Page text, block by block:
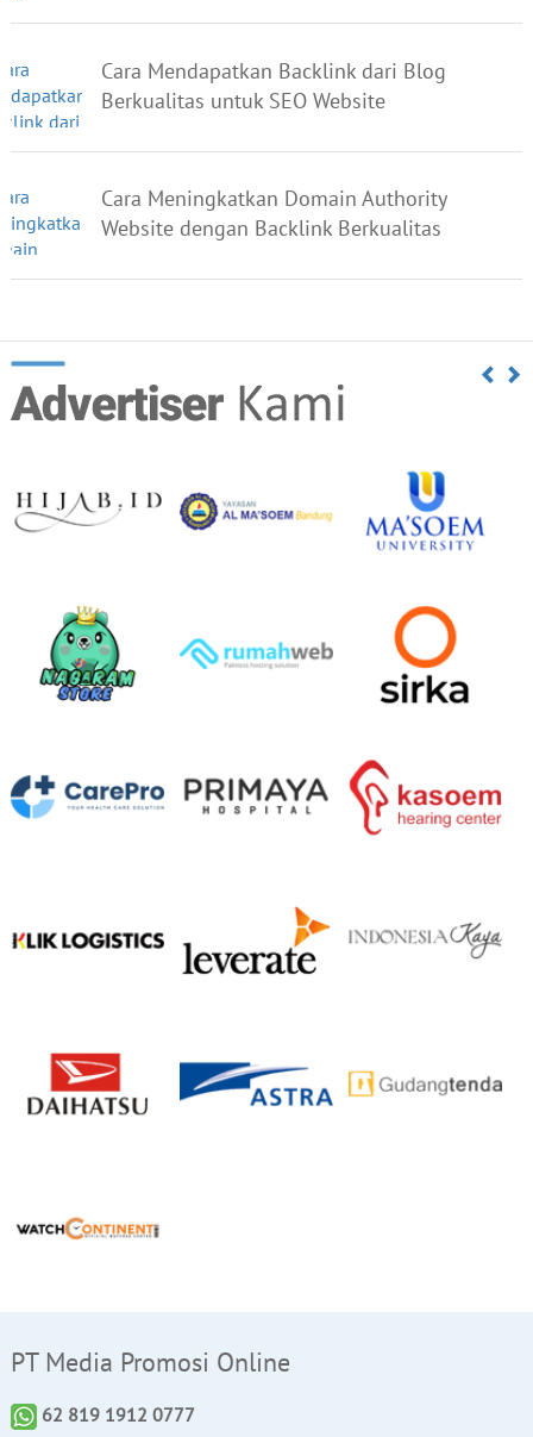
Cara Mendapatkan Backlink dari Blog
Berkualitas untuk SEO Website
Cara Meningkatkan Domain Authority
Website dengan Backlink Berkualitas
PT Media Promosi Online
62 819 1912 0777